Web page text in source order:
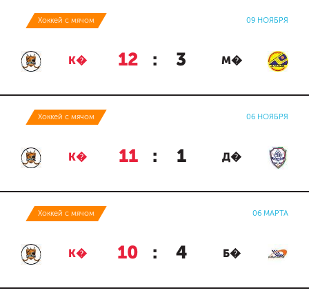
Хоккей с мячом 09 НОЯБРЯ
К� 12 : 3 М�
Хоккей с мячом 06 НОЯБРЯ
К� 11 : 1 Д�
Хоккей с мячом 06 МАРТА
К� 10 : 4 Б�